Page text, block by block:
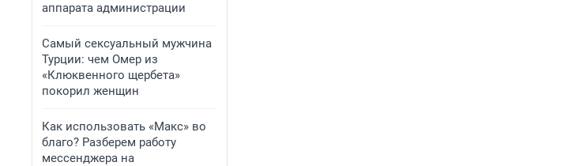
аппарата администрации
Самый сексуальный мужчина
Турции: чем Омер из
«Клюквенного щербета»
покорил женщин
Как использовать «Макс» во
благо? Разберем работу
мессенджера на